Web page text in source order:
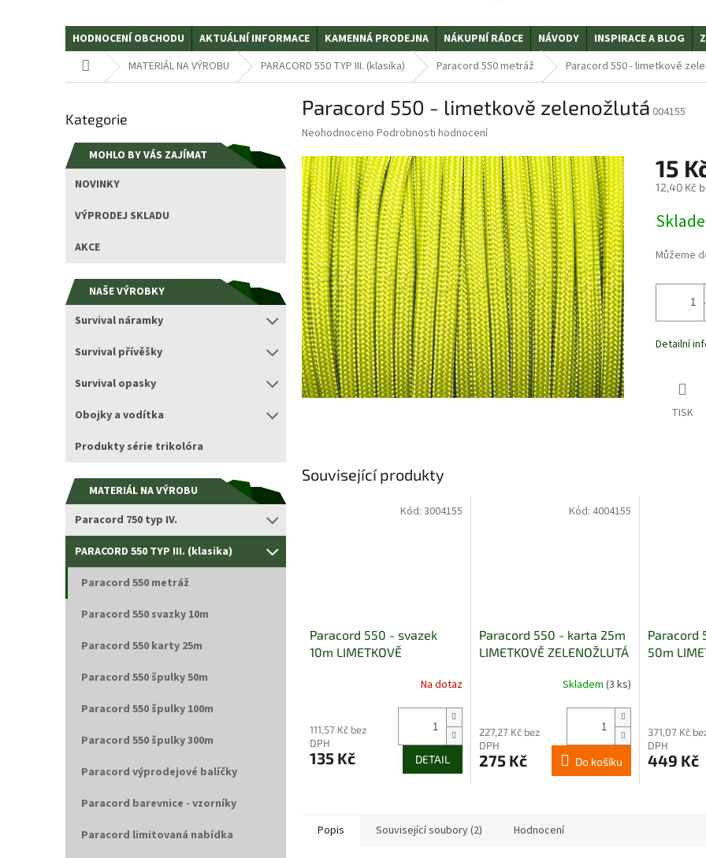
HODNOCENÍ OBCHODU AKTUÁLNÍ INFORMACE KAMENNÁ PRODEJNA NÁKUPNÍ RÁDCE NÁVODY INSPIRACE A BLOG
Domů MATERIÁL NA VÝROBU PARACORD 550 TYP III. (klasika) Paracord 550 metráž Paracord 550 - limetkově
s
r
n
e
kategorie
Kategorie
MOHLO BY VÁS ZAJÍMAT
NOVINKY
VÝPRODEJ SKLADU
AKCE
NAŠE VÝROBKY
Survival náramky
Survival přívěšky
Survival opasky
Obojky a vodítka
Produkty série trikolóra
MATERIÁL NA VÝROBU
Paracord 750 typ IV.
PARACORD 550 TYP III. (klasika)
Paracord 550 metráž
Paracord 550 svazky 10m
Paracord 550 karty 25m
Paracord 550 špulky 50m
Paracord 550 špulky 100m
Paracord 550 špulky 300m
Paracord výprodejové balíčky
Paracord barevnice - vzorníky
Paracord limitovaná nabídka
Paracord 550 - limetkově zelenožlutá 004155
Průměrné
produktu
je
0,0
z
5
hvězdiček.
Neohodnoceno Podrobnosti hodnocení
15
12,40 Kč
cena:
Můžeme
Detailní
TISK
Související produkty
Paracord 550 - svazek
10m LIMETKOVĚ
Na dotaz
111,57 Kč bez
DPH
135 Kč DETAIL
Kód: 3004155
Paracord 550 - karta 25m
LIMETKOVĚ ZELENOŽLUTÁ
Skladem (3 ks)
227,27 Kč bez
DPH
275 Kč Do košíku
Kód: 4004155
Paracord
50m
371,07 Kč
DPH
449 Kč
Popis Související soubory (2) Hodnocení